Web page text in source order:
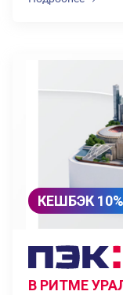
КЕШБЭК
В РИТМЕ